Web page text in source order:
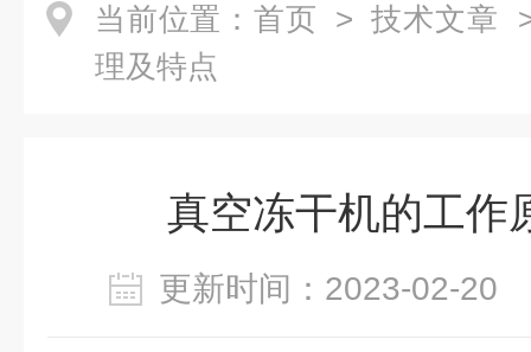
当前位置： 首页 > 技术文章
理及特点
真空冻干机的工作
更新时间：2023-02-